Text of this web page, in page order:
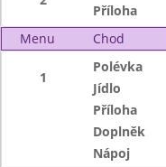
Příloha
Menu
Chod
1
Polévka
Jídlo
Příloha
Doplněk
Nápoj